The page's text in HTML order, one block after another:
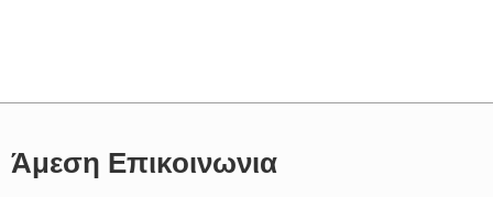
Άμεση Επικοινωνια